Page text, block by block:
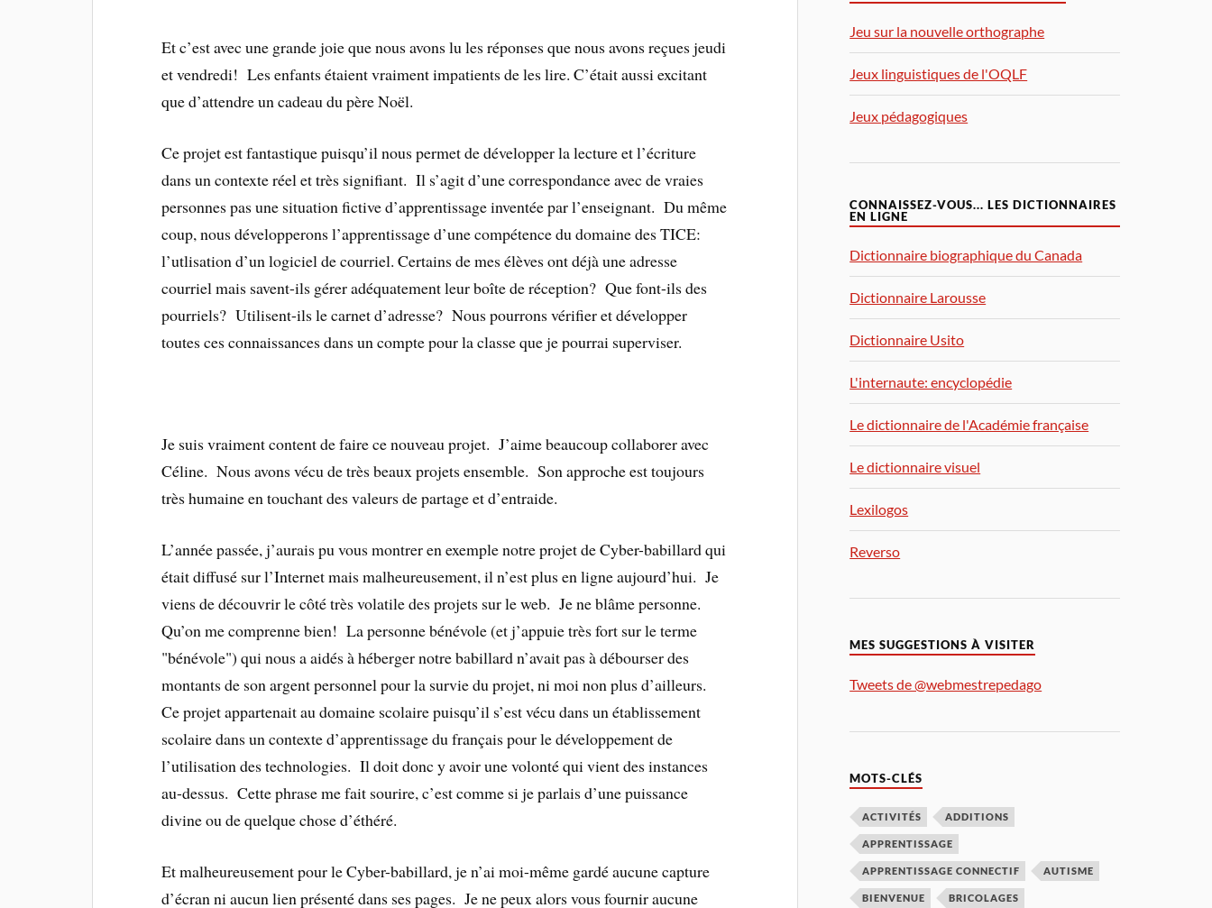
Et c’est avec une grande joie que nous avons lu les réponses que nous avons reçues jeudi
et vendredi! Les enfants étaient vraiment impatients de les lire. C’était aussi excitant
que d’attendre un cadeau du père Noël.
Ce projet est fantastique puisqu’il nous permet de développer la lecture et l’écriture
dans un contexte réel et très signifiant. Il s’agit d’une correspondance avec de vraies
personnes pas une situation fictive d’apprentissage inventée par l’enseignant. Du même
coup, nous développerons l’apprentissage d’une compétence du domaine des TICE:
l’utlisation d’un logiciel de courriel. Certains de mes élèves ont déjà une adresse
courriel mais savent-ils gérer adéquatement leur boîte de réception? Que font-ils des
pourriels? Utilisent-ils le carnet d’adresse? Nous pourrons vérifier et développer
toutes ces connaissances dans un compte pour la classe que je pourrai superviser.
Je suis vraiment content de faire ce nouveau projet. J’aime beaucoup collaborer avec
Céline. Nous avons vécu de très beaux projets ensemble. Son approche est toujours
très humaine en touchant des valeurs de partage et d’entraide.
L’année passée, j’aurais pu vous montrer en exemple notre projet de Cyber-babillard qui
était diffusé sur l’Internet mais malheureusement, il n’est plus en ligne aujourd’hui. Je
viens de découvrir le côté très volatile des projets sur le web. Je ne blâme personne.
Qu’on me comprenne bien! La personne bénévole (et j’appuie très fort sur le terme
"bénévole") qui nous a aidés à héberger notre babillard n’avait pas à débourser des
montants de son argent personnel pour la survie du projet, ni moi non plus d’ailleurs.
Ce projet appartenait au domaine scolaire puisqu’il s’est vécu dans un établissement
scolaire dans un contexte d’apprentissage du français pour le développement de
l’utilisation des technologies. Il doit donc y avoir une volonté qui vient des instances
au-dessus. Cette phrase me fait sourire, c’est comme si je parlais d’une puissance
divine ou de quelque chose d’éthéré.
Et malheureusement pour le Cyber-babillard, je n’ai moi-même gardé aucune capture
d’écran ni aucun lien présenté dans ses pages. Je ne peux alors vous fournir aucune
Jeu sur la nouvelle orthographe
Jeux linguistiques de l'OQLF
Jeux pédagogiques
CONNAISSEZ-VOUS... LES DICTIONNAIRES
EN LIGNE
Dictionnaire biographique du Canada
Dictionnaire Larousse
Dictionnaire Usito
L'internaute: encyclopédie
Le dictionnaire de l'Académie française
Le dictionnaire visuel
Lexilogos
Reverso
MES SUGGESTIONS À VISITER
Tweets de @webmestrepedago
MOTS-CLÉS
ACTIVITÉS ADDITIONS
APPRENTISSAGE
APPRENTISSAGE CONNECTIF AUTISME
BIENVENUE BRICOLAGES